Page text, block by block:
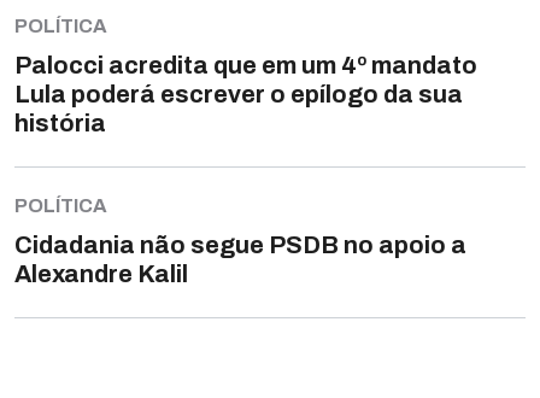
POLÍTICA
Palocci acredita que em um 4º mandato
Lula poderá escrever o epílogo da sua
história
POLÍTICA
Cidadania não segue PSDB no apoio a
Alexandre Kalil